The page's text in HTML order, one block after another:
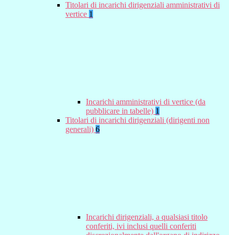
Titolari di incarichi dirigenziali amministrativi di
vertice 1
Incarichi amministrativi di vertice (da
pubblicare in tabelle) 1
Titolari di incarichi dirigenziali (dirigenti non
generali) 6
Incarichi dirigenziali, a qualsiasi titolo
conferiti, ivi inclusi quelli conferiti